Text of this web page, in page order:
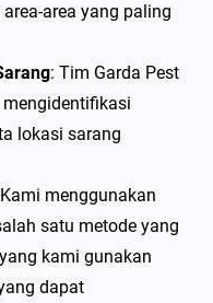
area yang paling
: Tim Garda Pest
lokasi sarang
menggunakan
satu metode yang
kami gunakan
dapat